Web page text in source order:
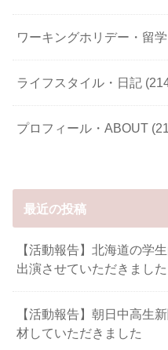
ワーキングホリデー・留学
ライフスタイル・日記
プロフィール・ABOUT
最近の投稿
【活動報告】北海道の学
出演させていただきました
【活動報告】朝日中高生
材していただきました